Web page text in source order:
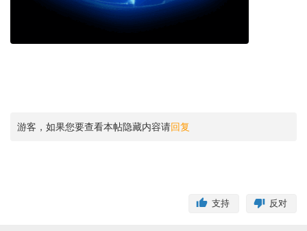
游客，如果您要查看本帖隐藏内容请回复
反对
支持